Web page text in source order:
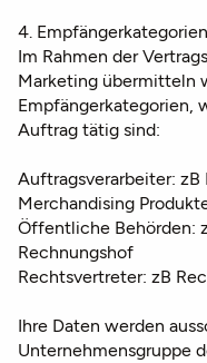
4. Empfängerkategorien
Im Rahmen der
Marketing übermitteln
Empfängerkategorien,
Auftrag tätig sind:
Auftragsverarbeiter: zB
Merchandising
Öffentliche Behörden:
Rechnungshof
Rechtsvertreter: zB
Ihre Daten werden
Unternehmensgruppe